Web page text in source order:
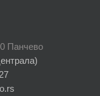
Панчево